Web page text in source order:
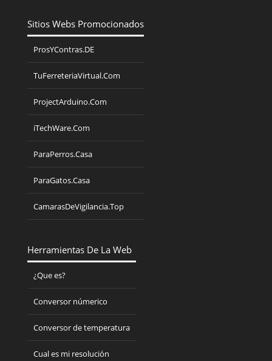
Sitios Webs Promocionados
ProsYContras.DE
TuFerreteriaVirtual.Com
ProjectArduino.Com
iTechWare.Com
ParaPerros.Casa
ParaGatos.Casa
CamarasDeVigilancia.Top
Herramientas De La Web
¿Que es?
Conversor númerico
Conversor de temperatura
Cual es mi resolución